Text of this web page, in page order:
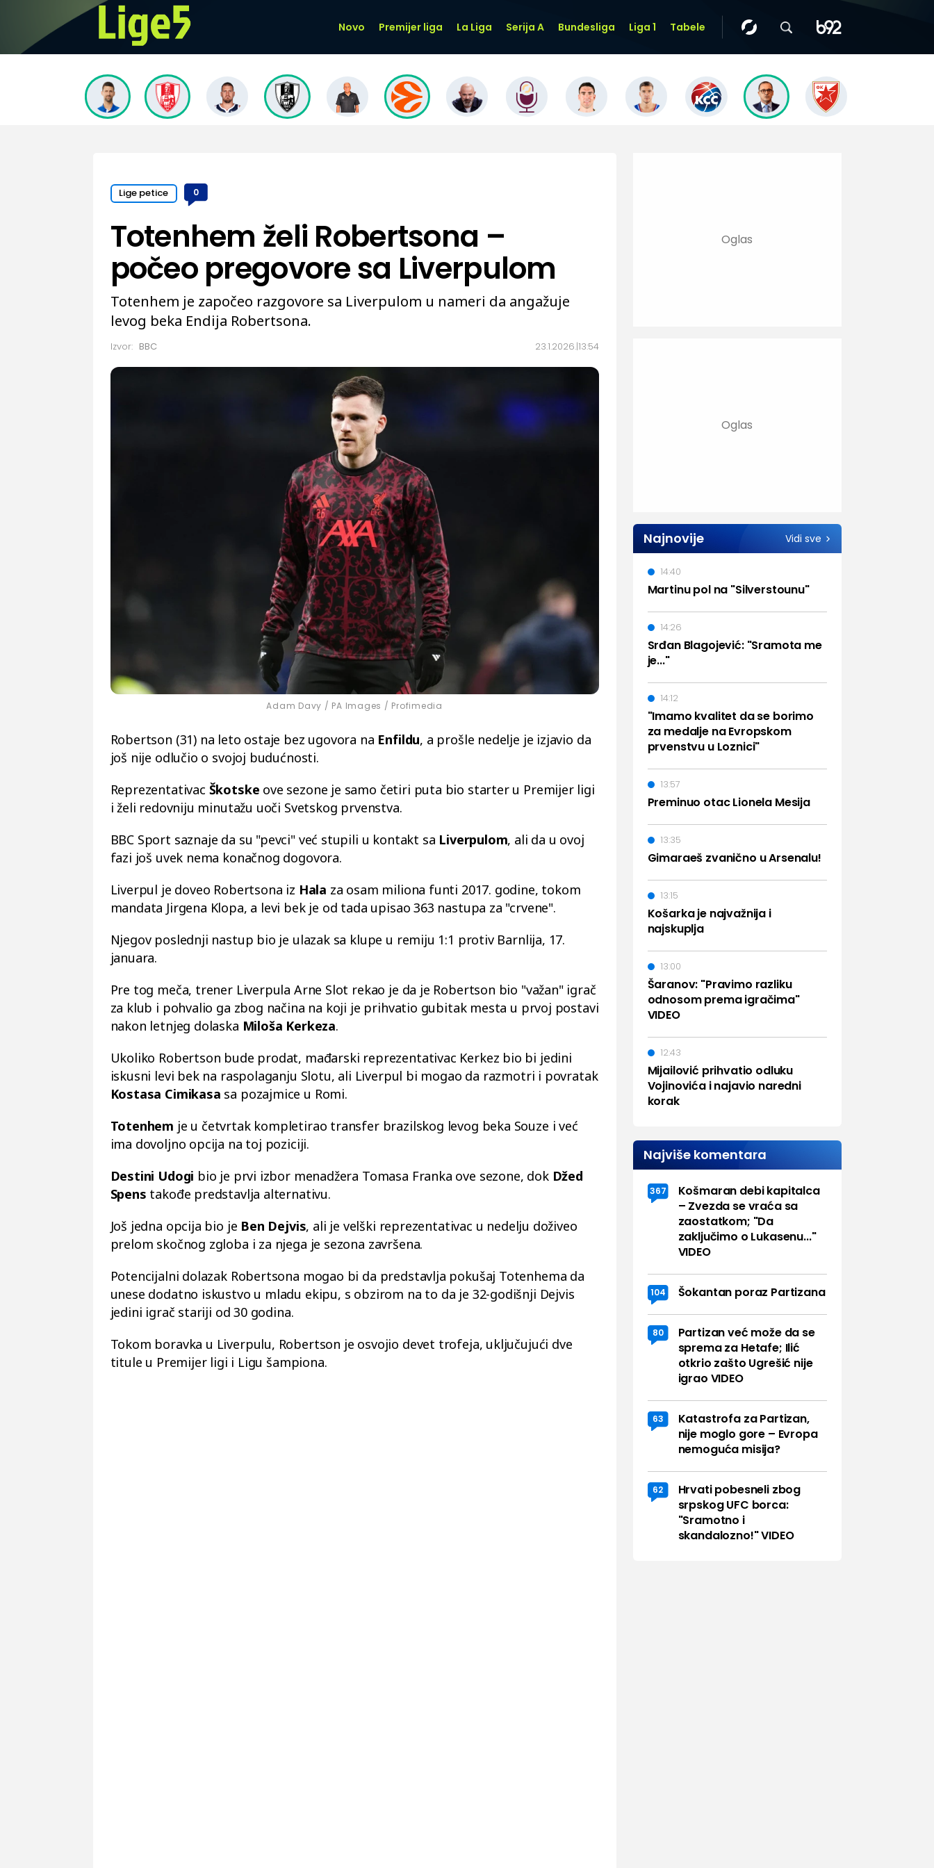
Novo Premijer liga La Liga Serija A Bundesliga Liga 1 Tabele
Lige petice 0
23.1.2026. 13:54
Totenhem želi Robertsona –
počeo pregovore sa Liverpulom
Totenhem je započeo razgovore sa Liverpulom u nameri da angažuje
levog beka Endija Robertsona.
Izvor: BBC
Adam Davy / PA Images / Profimedia
Robertson (31) na leto ostaje bez ugovora na Enfildu, a prošle nedelje je izjavio da
još nije odlučio o svojoj budućnosti.
Reprezentativac Škotske ove sezone je samo četiri puta bio starter u Premijer ligi
i želi redovniju minutažu uoči Svetskog prvenstva.
BBC Sport saznaje da su "pevci" već stupili u kontakt sa Liverpulom, ali da u ovoj
fazi još uvek nema konačnog dogovora.
Liverpul je doveo Robertsona iz Hala za osam miliona funti 2017. godine, tokom
mandata Jirgena Klopa, a levi bek je od tada upisao 363 nastupa za "crvene".
Njegov poslednji nastup bio je ulazak sa klupe u remiju 1:1 protiv Barnlija, 17.
januara.
Pre tog meča, trener Liverpula Arne Slot rekao je da je Robertson bio "važan" igrač
za klub i pohvalio ga zbog načina na koji je prihvatio gubitak mesta u prvoj postavi
nakon letnjeg dolaska Miloša Kerkeza.
Ukoliko Robertson bude prodat, mađarski reprezentativac Kerkez bio bi jedini
iskusni levi bek na raspolaganju Slotu, ali Liverpul bi mogao da razmotri i povratak
Kostasa Cimikasа sa pozajmice u Romi.
Totenhem je u četvrtak kompletirao transfer brazilskog levog beka Souze i već
ima dovoljno opcija na toj poziciji.
Destini Udogi bio je prvi izbor menadžera Tomasa Franka ove sezone, dok Džed
Spens takođe predstavlja alternativu.
Još jedna opcija bio je Ben Dejvis, ali je velški reprezentativac u nedelju doživeo
prelom skočnog zgloba i za njega je sezona završena.
Potencijalni dolazak Robertsona mogao bi da predstavlja pokušaj Totenhema da
unese dodatno iskustvo u mladu ekipu, s obzirom na to da je 32-godišnji Dejvis
jedini igrač stariji od 30 godina.
Tokom boravka u Liverpulu, Robertson je osvojio devet trofeja, uključujući dve
titule u Premijer ligi i Ligu šampiona.
Najnovije Vidi sve
Martinu pol na "Silverstounu"
14:40
Srđan Blagojević: "Sramota me
je..."
14:26
"Imamo kvalitet da se borimo
za medalje na Evropskom
prvenstvu u Loznici"
14:12
Preminuo otac Lionela Mesija
13:57
Gimaraeš zvanično u Arsenalu!
13:35
Košarka je najvažnija i
najskuplja
13:15
Šaranov: "Pravimo razliku
odnosom prema igračima"
VIDEO
13:00
Mijailović prihvatio odluku
Vojinovića i najavio naredni
korak
12:43
Najviše komentara
367
Košmaran debi kapitalca
– Zvezda se vraća sa
zaostatkom; "Da
zaključimo o Lukasenu..."
VIDEO
104 Šokantan poraz Partizana
80
Partizan već može da se
sprema za Hetafe; Ilić
otkrio zašto Ugrešić nije
igrao VIDEO
63
Katastrofa za Partizan,
nije moglo gore – Evropa
nemoguća misija?
62
Hrvati pobesneli zbog
srpskog UFC borca:
"Sramotno i
skandalozno!" VIDEO